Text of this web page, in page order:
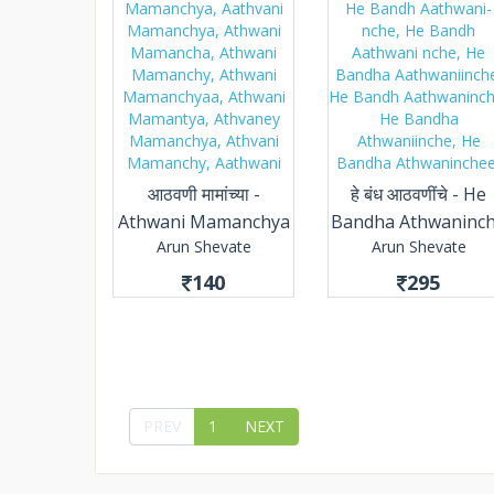
आठवणी मामांच्या -
Athwani Mamanchya
Arun Shevate
140
हे बंध आठवणींचे - He
Bandha
Arun Shevate
295
PREV 1 NEXT